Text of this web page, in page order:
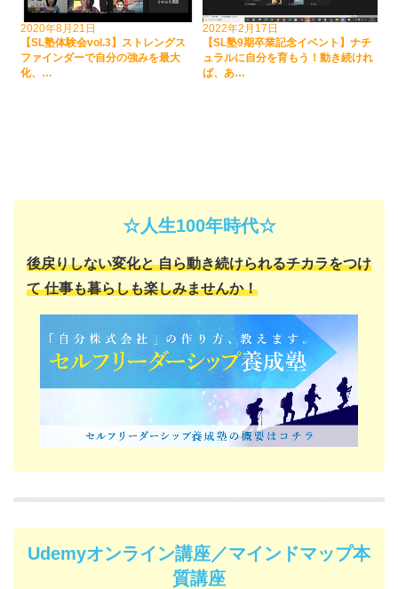
2020年8月21日
【SL塾体験会vol.3】ストレングス
ファインダーで自分の強みを最大
化、…
2022年2月17日
【SL塾9期卒業記念イベント】ナチ
ュラルに自分を育もう！動き続けれ
ば、あ…
☆人生100年時代☆
後戻りしない変化と自ら動き続けられるチカラをつけ
て仕事も暮らしも楽しみませんか！
Udemyオンライン講座／マインドマップ本
質講座